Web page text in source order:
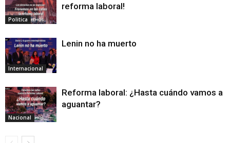
Politica
reforma laboral!
Internacional
Lenin no ha muerto
Nacional
Reforma laboral: ¿Hasta cuándo vamos a
aguantar?